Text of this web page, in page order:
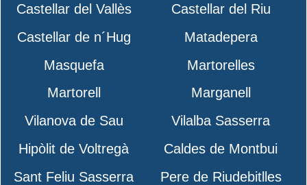
Castellar del Vallès
Castellar del Riu
Castellar de n´Hug
Matadepera
Masquefa
Martorelles
Martorell
Marganell
Vilanova de Sau
Vilalba Sasserra
Hipòlit de Voltregà
Caldes de Montbui
Sant Feliu Sasserra
Pere de Riudebitlles